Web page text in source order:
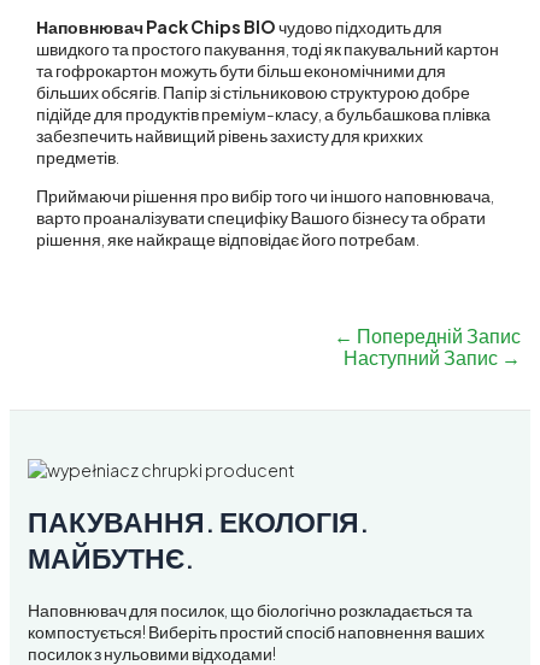
Наповнювач Pack Chips BIOчудово підходить для
швидкого та простого пакування, тоді як пакувальний картон
та гофрокартон можуть бути більш економічними для
більших обсягів. Папір зі стільниковою структурою добре
підійде для продуктів преміум-класу, а бульбашкова плівка
забезпечить найвищий рівень захисту для крихких
предметів.
Приймаючи рішення про вибір того чи іншого наповнювача,
варто проаналізувати специфіку Вашого бізнесу та обрати
рішення, яке найкраще відповідає його потребам.
← Попередній Запис
Наступний Запис →
ПАКУВАННЯ. ЕКОЛОГІЯ.
МАЙБУТНЄ.
Наповнювач для посилок, що біологічно розкладається та
компостується! Виберіть простий спосіб наповнення ваших
посилок з нульовими відходами!